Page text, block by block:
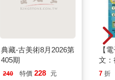
典藏-古美術8月2026第
405期
240 特價 228 元
【
文
本
7 折